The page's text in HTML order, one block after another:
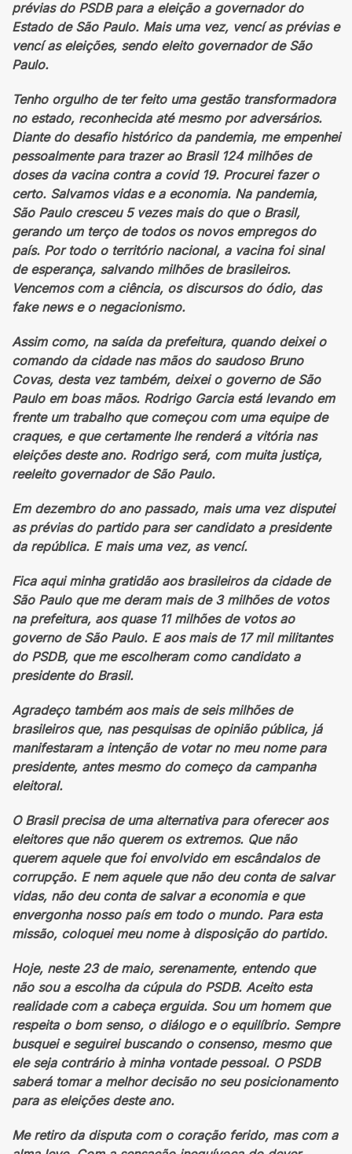
prévias do PSDB para a eleição a governador do
Estado de São Paulo. Mais uma vez, vencí as prévias e
vencí as eleições, sendo eleito governador de São
Paulo.
Tenho orgulho de ter feito uma gestão transformadora
no estado, reconhecida até mesmo por adversários.
Diante do desafio histórico da pandemia, me empenhei
pessoalmente para trazer ao Brasil 124 milhões de
doses da vacina contra a covid 19. Procurei fazer o
certo. Salvamos vidas e a economia. Na pandemia,
São Paulo cresceu 5 vezes mais do que o Brasil,
gerando um terço de todos os novos empregos do
país. Por todo o território nacional, a vacina foi sinal
de esperança, salvando milhões de brasileiros.
Vencemos com a ciência, os discursos do ódio, das
fake news e o negacionismo.
Assim como, na saída da prefeitura, quando deixei o
comando da cidade nas mãos do saudoso Bruno
Covas, desta vez também, deixei o governo de São
Paulo em boas mãos. Rodrigo Garcia está levando em
frente um trabalho que começou com uma equipe de
craques, e que certamente lhe renderá a vitória nas
eleições deste ano. Rodrigo será, com muita justiça,
reeleito governador de São Paulo.
Em dezembro do ano passado, mais uma vez disputei
as prévias do partido para ser candidato a presidente
da república. E mais uma vez, as vencí.
Fica aqui minha gratidão aos brasileiros da cidade de
São Paulo que me deram mais de 3 milhões de votos
na prefeitura, aos quase 11 milhões de votos ao
governo de São Paulo. E aos mais de 17 mil militantes
do PSDB, que me escolheram como candidato a
presidente do Brasil.
Agradeço também aos mais de seis milhões de
brasileiros que, nas pesquisas de opinião pública, já
manifestaram a intenção de votar no meu nome para
presidente, antes mesmo do começo da campanha
eleitoral.
O Brasil precisa de uma alternativa para oferecer aos
eleitores que não querem os extremos. Que não
querem aquele que foi envolvido em escândalos de
corrupção. E nem aquele que não deu conta de salvar
vidas, não deu conta de salvar a economia e que
envergonha nosso país em todo o mundo. Para esta
missão, coloquei meu nome à disposição do partido.
Hoje, neste 23 de maio, serenamente, entendo que
não sou a escolha da cúpula do PSDB. Aceito esta
realidade com a cabeça erguida. Sou um homem que
respeita o bom senso, o diálogo e o equilíbrio. Sempre
busquei e seguirei buscando o consenso, mesmo que
ele seja contrário à minha vontade pessoal. O PSDB
saberá tomar a melhor decisão no seu posicionamento
para as eleições deste ano.
Me retiro da disputa com o coração ferido, mas com a